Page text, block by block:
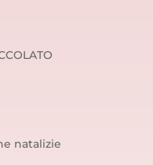
natalizie